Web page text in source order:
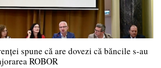
spune că are dovezi că băncile s-au
ROBOR